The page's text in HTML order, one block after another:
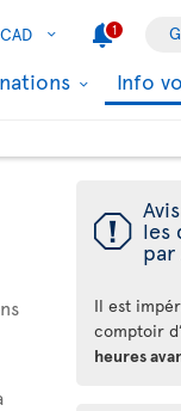
CAD 1
Info
ü les
par
Il est
comptoir
heures